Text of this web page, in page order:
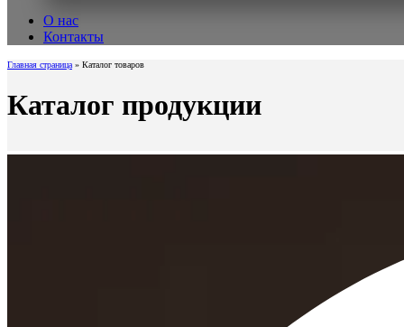
О нас
Контакты
Главная страница » Каталог товаров
Каталог продукции